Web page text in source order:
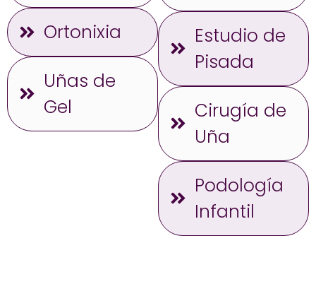
Ortonixia
Uñas de
Gel
Estudio de
Pisada
Cirugía de
Uña
Podología
Infantil